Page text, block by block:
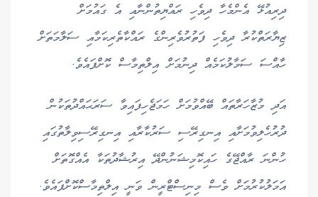
ދިރިއުޅޭ އެންމެހާ ދިވެހި ރައްޔިތުންނާއި އެ ގައުމަށް
ޒިޔާރަތްކުރާ ދިވެހި ފަތުރުވެރިންގެ ރައްކާތެރިކަމާއި ސަލާމަތަށް
ހާއްސަ ސަމާލުކަމެއް ދިނުމަށް އިލްތިމާސް ކޮށްފައެވެ.
އަދި މުޒާހަރާތައް ބޭއްވުމަށް ހަމަޖެހިފައިވާ ސަރަޙައްދުތަކުން
ދުރުހެލިވުމަށާއި އިނގިރޭސި ސަރުކާރާއި އިނގިރޭސިވިލާތުގައި
ހުންނަ ރާއްޖޭގެ ހައިކޮމިޝަނުންދޭ އިރުޝާދުތަކާ އެއްގޮތަށް
އަމަލުކުރުމަށް ވެސް މިނިސްޓްރީން ވަނީ އިލްތިމާސްކޮށްފައެވެ.